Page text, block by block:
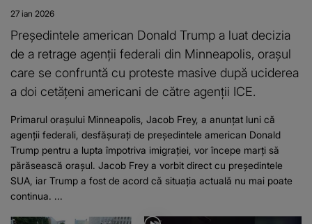
27 ian 2026
Președintele american Donald Trump a luat decizia
de a retrage agenții federali din Minneapolis, orașul
care se confruntă cu proteste masive după uciderea
a doi cetățeni americani de către agenții ICE.
Primarul orașului Minneapolis, Jacob Frey, a anunțat luni că
agenții federali, desfășurați de președintele american Donald
Trump pentru a lupta împotriva imigrației, vor începe marți să
părăsească orașul. Jacob Frey a vorbit direct cu președintele
SUA, iar Trump a fost de acord că situația actuală nu mai poate
continua. ...